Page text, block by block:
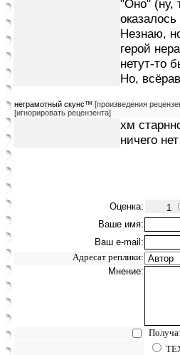
"Оно" (ну,
Незнаю,
герой
нетут-то
Но,
неграмотный скунс™ [произведения
[игнорировать рецензента]
хм
ничего
Оценка: 1
Ваше имя:
Ваш e-mail:
Адресат реплики:
Мнение: